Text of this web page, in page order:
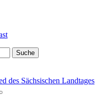
des Sächsischen Landtages